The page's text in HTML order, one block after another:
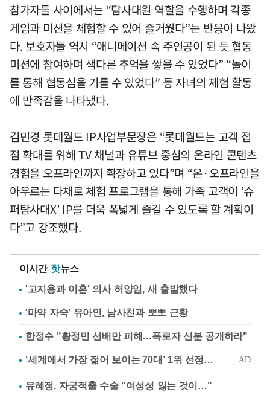
참가자들 사이에서는 “탐사대원 역할을 수행하며 각종
게임과 미션을 체험할 수 있어 즐거웠다”는 반응이 나왔
다. 보호자들 역시 “애니메이션 속 주인공이 된 듯 협동
미션에 참여하며 색다른 추억을 쌓을 수 있었다” “놀이
를 통해 협동심을 기를 수 있었다” 등 자녀의 체험 활동
에 만족감을 나타냈다.
김민경 롯데월드 IP사업부문장은 “롯데월드는 고객 접
점 확대를 위해 TV 채널과 유튜브 중심의 온라인 콘텐츠
경험을 오프라인까지 확장하고 있다”며 “온·오프라인을
아우르는 다채로 체험 프로그램을 통해 가족 고객이 ‘슈
퍼탐사대X’ IP를 더욱 폭넓게 즐길 수 있도록 할 계획이
다”고 강조했다.
이시간 핫뉴스
'고지용과 이혼' 의사 허양임, 새 출발했다
'마약 자숙' 유아인, 남사친과 뽀뽀 근황
한정수 "황정민 선배만 피해…폭로자 신분 공개하라"
유혜정, 자궁적출 수술 "여성성 잃는 것이…"